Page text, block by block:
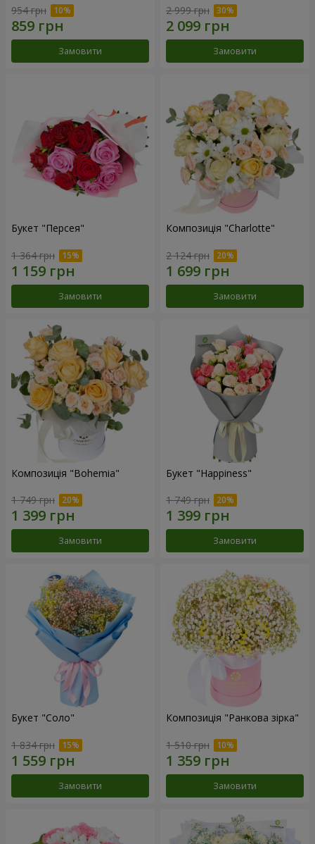
954 грн
Замовити
2 999 грн
Замовити
Букет "Персея"
1 364 грн
Замовити
Композиція "Charlotte"
2 124 грн
Замовити
Композиція "Bohemia"
1 749 грн
Замовити
Букет "Happiness"
1 749 грн
Замовити
Букет "Соло"
1 834 грн
Замовити
Композиція "Ранкова зірка"
1 510 грн
Замовити